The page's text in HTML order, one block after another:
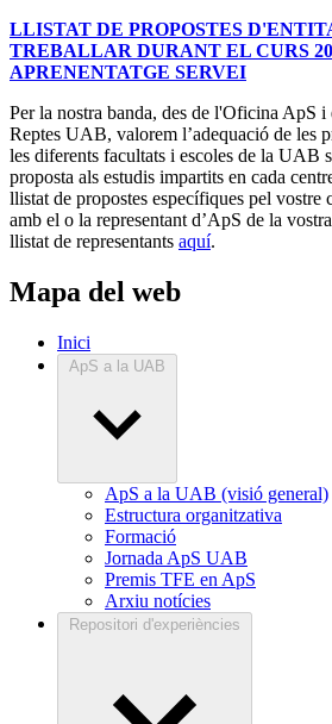
LLISTAT DE PROPOSTES
TREBALLAR DURANT EL CURS
APRENENTATGE SERVEI
Per la nostra banda, des de l'Oficina ApS
Reptes UAB, valorem l’adequació de les
les diferents facultats i escoles de la UAB
proposta als estudis impartits en cada
llistat de propostes específiques pel vostre
amb el o la representant d’ApS de la
llistat de representants aquí.
Mapa del web
Inici
ApS a la UAB
ApS a la UAB (visió general)
Estructura organitzativa
Formació
Jornada ApS UAB
Premis TFE en ApS
Arxiu notícies
Repositori d'experiències